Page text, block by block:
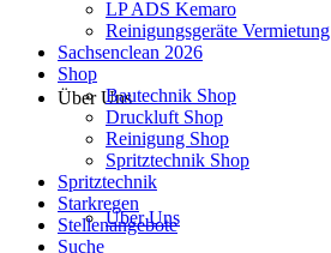
Über Uns
Über Uns
LP ADS Kemaro
Reinigungsgeräte Vermietung
Sachsenclean 2026
Shop
Bautechnik Shop
Druckluft Shop
Reinigung Shop
Spritztechnik Shop
Spritztechnik
Starkregen
Stellenangebote
Suche